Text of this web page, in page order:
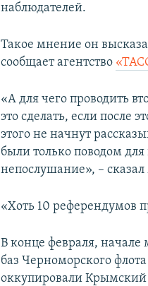
наблюдателей.
Такое мнение он
сообщает агентство
«А для чего проводить
это сделать, если после
этого не начнут
были только поводом
непослушание», –
«Хоть 10 референдумов
В конце февраля,
баз Черноморского
оккупировали Крымский